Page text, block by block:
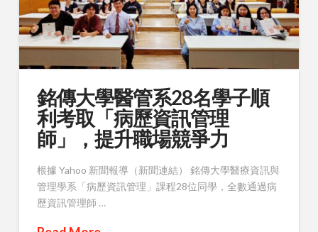
銘傳大學醫管系28名學子順
利考取「病歷資訊管理
師」，提升職場競爭力
根據 Yahoo 新聞報導（新聞連結） 銘傳大學醫療資訊與
管理學系「病歷資訊管理」課程28位同學，全數通過病
歷資訊管理師 …